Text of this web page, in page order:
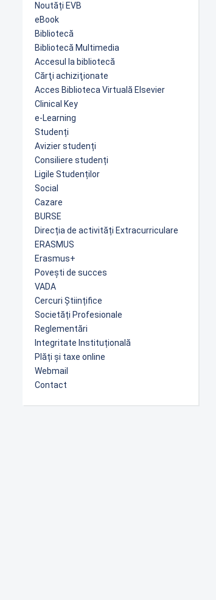
Noutăți EVB
eBook
Bibliotecă
Bibliotecă Multimedia
Accesul la bibliotecă
Cărţi achiziţionate
Acces Biblioteca Virtuală Elsevier
Clinical Key
e-Learning
Studenți
Avizier studenți
Consiliere studenți
Ligile Studenților
Social
Cazare
BURSE
Direcția de activități Extracurriculare
ERASMUS
Erasmus+
Povești de succes
VADA
Cercuri Științifice
Societăți Profesionale
Reglementări
Integritate Instituțională
Plăți și taxe online
Webmail
Contact